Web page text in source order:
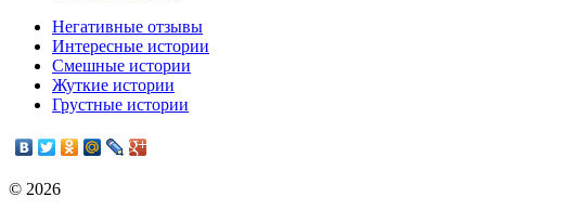
Негативные отзывы
Интересные истории
Смешные истории
Жуткие истории
Грустные истории
© 2026